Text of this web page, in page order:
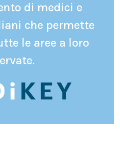
di medici e
che permette
le aree a loro